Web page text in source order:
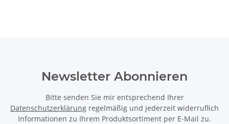
Newsletter Abonnieren
Bitte senden Sie mir entsprechend Ihrer
Datenschutzerklärung regelmäßig und jederzeit widerruflich
Informationen zu Ihrem Produktsortiment per E-Mail zu.